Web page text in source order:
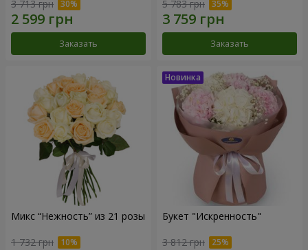
3 713 грн
Заказать
5 783 грн
Заказать
Микс “Нежность” из 21 розы
1 732 грн
Букет "Искренность"
3 812 грн